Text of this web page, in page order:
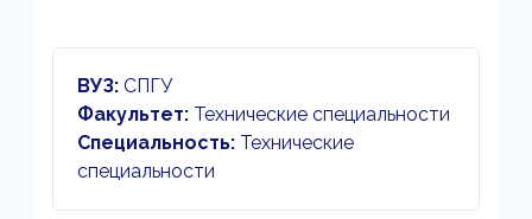
ВУЗ: СПГУ
Факультет: Технические специальности
Специальность: Технические
специальности